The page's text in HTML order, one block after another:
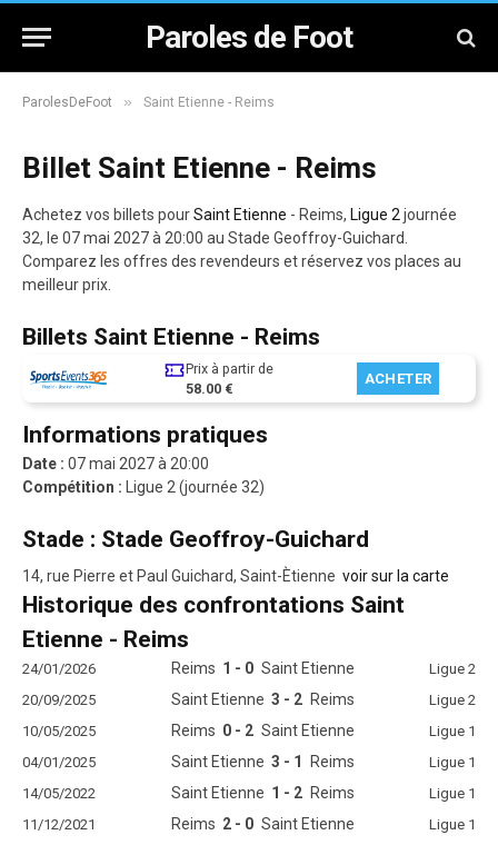
Paroles de Foot
ParolesDeFoot » Saint Etienne - Reims
Billet Saint Etienne - Reims
Achetez vos billets pourSaint Etienne - Reims, Ligue 2 journée
32, le 07 mai 2027 à 20:00 au Stade Geoffroy-Guichard.
Comparez les offres des revendeurs et réservez vos places au
meilleur prix.
Billets Saint Etienne - Reims
Prix à partir de
58.00 €
ACHETER
Informations pratiques
Date : 07 mai 2027 à 20:00
Compétition : Ligue 2 (journée 32)
Stade : Stade Geoffroy-Guichard
14, rue Pierre et Paul Guichard, Saint-Ètienne voir sur la carte
Historique des confrontations Saint
Etienne - Reims
24/01/2026 Reims 1 - 0 Saint Etienne
Ligue 2
20/09/2025
Saint Etienne 3 - 2 Reims
Ligue 2
10/05/2025
Reims 0 - 2 Saint Etienne
Ligue 1
04/01/2025
Saint Etienne 3 - 1 Reims
Ligue 1
14/05/2022
Saint Etienne 1 - 2 Reims
Ligue 1
11/12/2021
Reims 2 - 0 Saint Etienne
Ligue 1